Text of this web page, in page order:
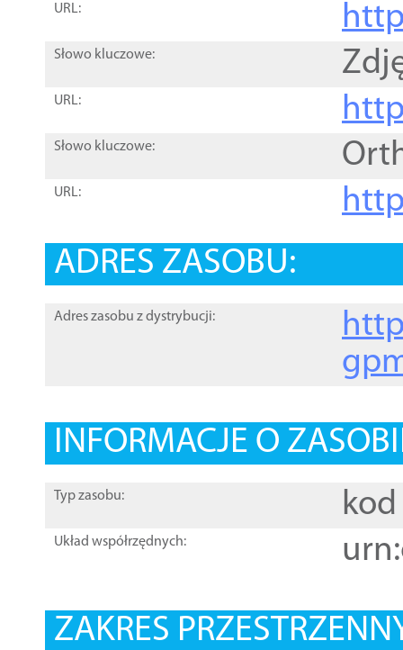
URL:
Słowo kluczowe:
URL:
Słowo kluczowe:
URL:
ADRES ZASOBU:
Adres zasobu z dystrybucji:
INFORMACJE O
Typ zasobu: kod
Układ współrzędnych:
ZAKRES